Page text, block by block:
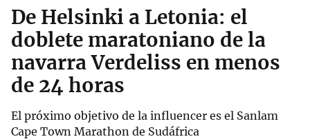
De Helsinki a Letonia: el
doblete maratoniano de la
navarra Verdeliss en menos
de 24 horas
El próximo objetivo de la influencer es el Sanlam
Cape Town Marathon de Sudáfrica